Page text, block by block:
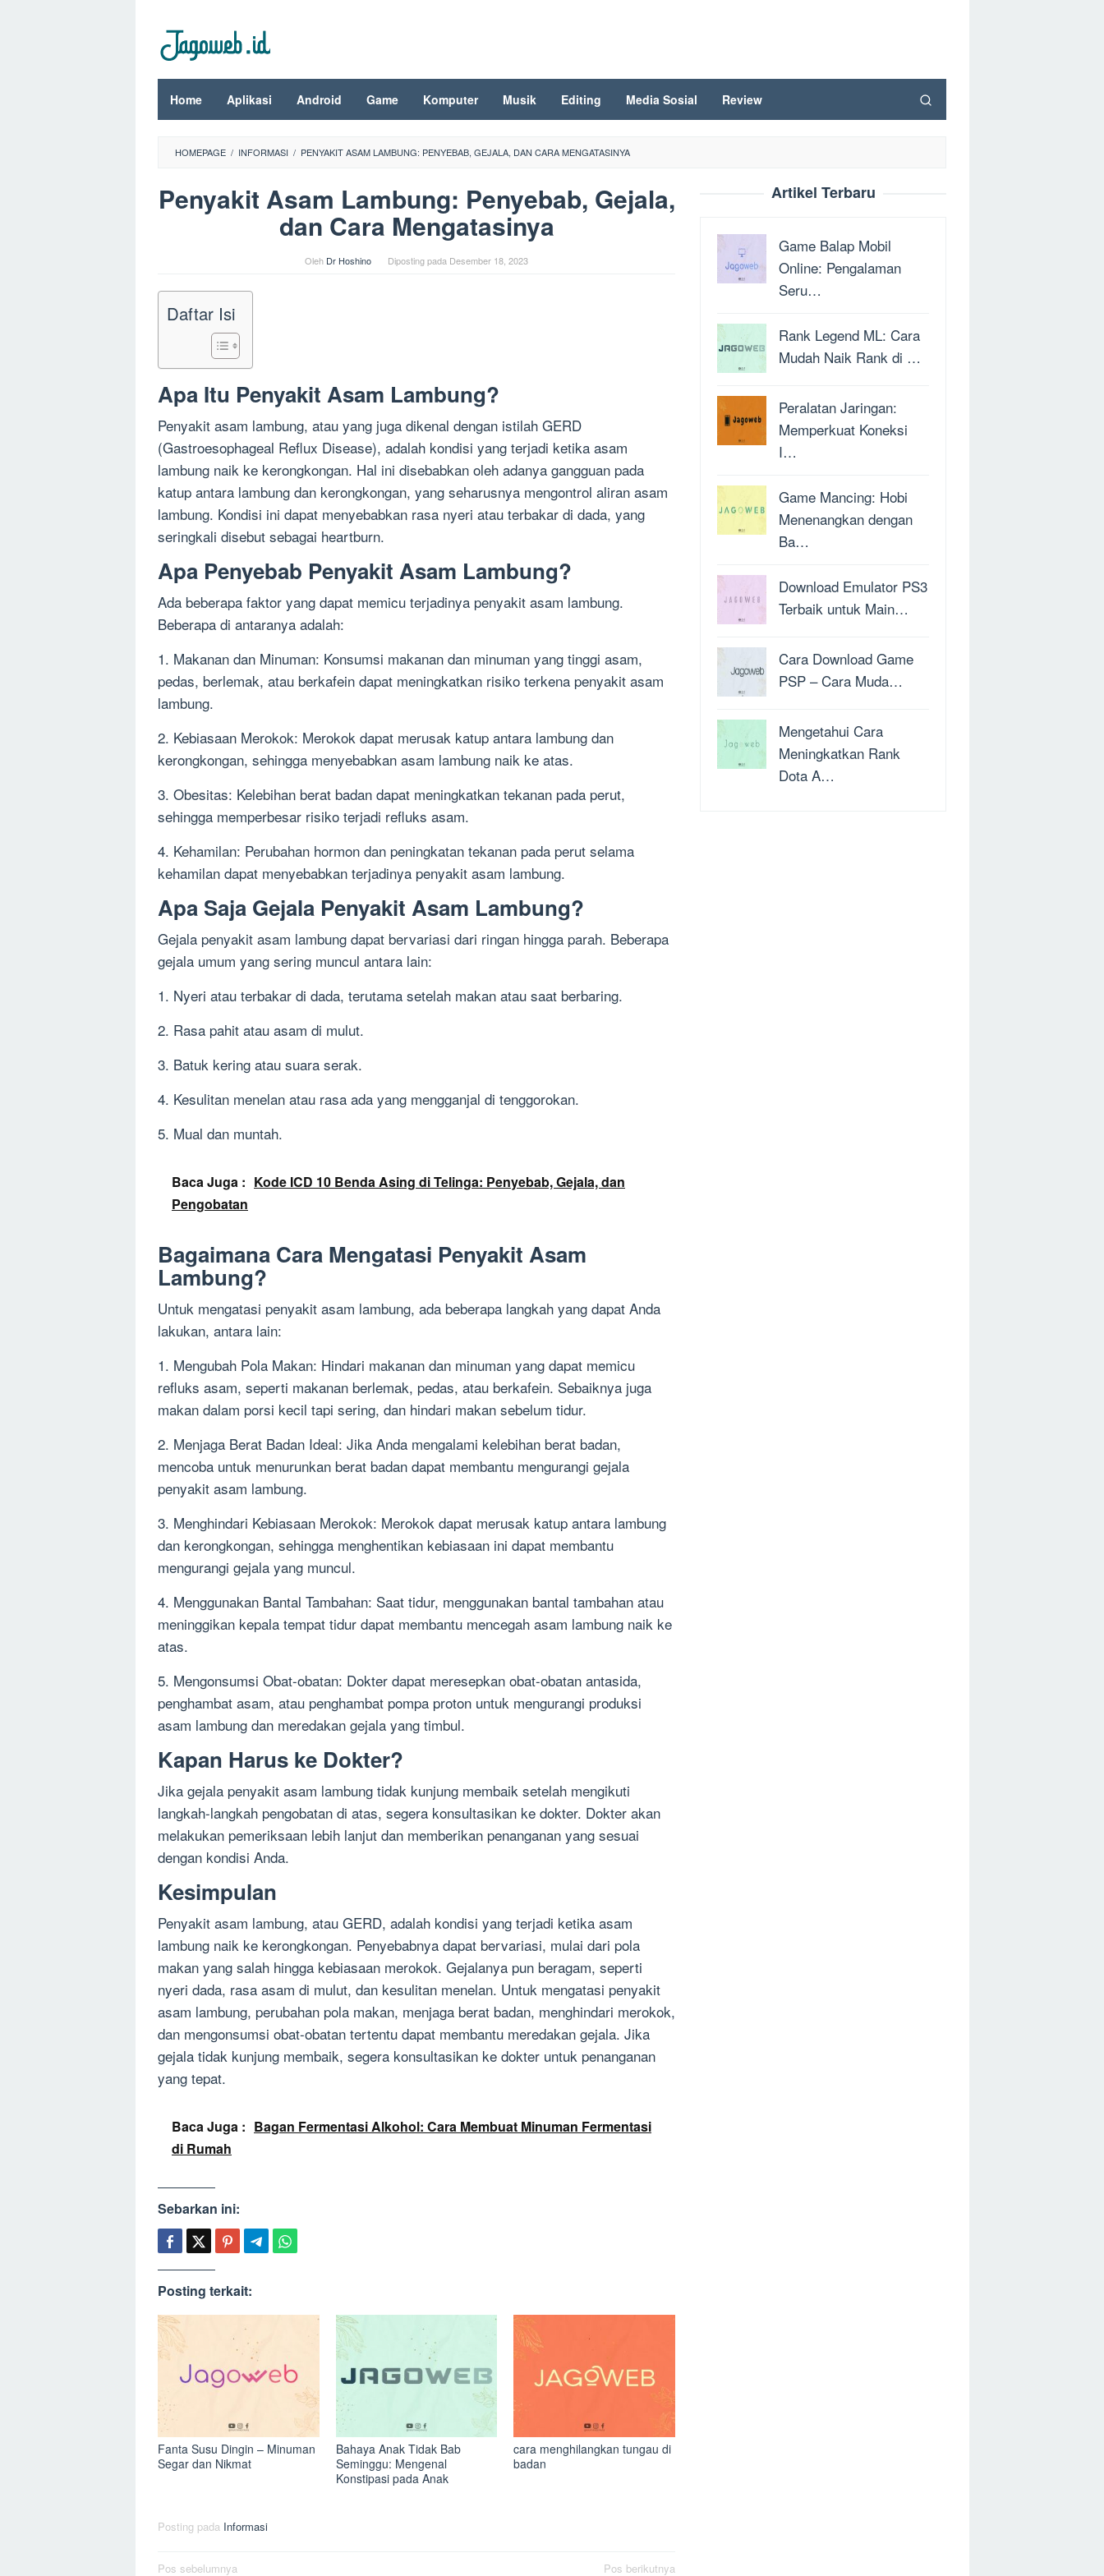
konten
Home Aplikasi Android Game Komputer Musik Editing Media Sosial Review
HOMEPAGE / INFORMASI / PENYAKIT ASAM LAMBUNG: PENYEBAB, GEJALA, DAN CARA MENGATASINYA
Penyakit Asam Lambung: Penyebab, Gejala,
dan Cara Mengatasinya
Oleh Dr Hoshino Diposting pada Desember 18, 2023
Daftar Isi
Apa Itu Penyakit Asam Lambung?
Penyakit asam lambung, atau yang juga dikenal dengan istilah GERD
(Gastroesophageal Reflux Disease), adalah kondisi yang terjadi ketika asam
lambung naik ke kerongkongan. Hal ini disebabkan oleh adanya gangguan pada
katup antara lambung dan kerongkongan, yang seharusnya mengontrol aliran asam
lambung. Kondisi ini dapat menyebabkan rasa nyeri atau terbakar di dada, yang
seringkali disebut sebagai heartburn.
Apa Penyebab Penyakit Asam Lambung?
Ada beberapa faktor yang dapat memicu terjadinya penyakit asam lambung.
Beberapa di antaranya adalah:
1. Makanan dan Minuman: Konsumsi makanan dan minuman yang tinggi asam,
pedas, berlemak, atau berkafein dapat meningkatkan risiko terkena penyakit asam
lambung.
2. Kebiasaan Merokok: Merokok dapat merusak katup antara lambung dan
kerongkongan, sehingga menyebabkan asam lambung naik ke atas.
3. Obesitas: Kelebihan berat badan dapat meningkatkan tekanan pada perut,
sehingga memperbesar risiko terjadi refluks asam.
4. Kehamilan: Perubahan hormon dan peningkatan tekanan pada perut selama
kehamilan dapat menyebabkan terjadinya penyakit asam lambung.
Apa Saja Gejala Penyakit Asam Lambung?
Gejala penyakit asam lambung dapat bervariasi dari ringan hingga parah. Beberapa
gejala umum yang sering muncul antara lain:
1. Nyeri atau terbakar di dada, terutama setelah makan atau saat berbaring.
2. Rasa pahit atau asam di mulut.
3. Batuk kering atau suara serak.
4. Kesulitan menelan atau rasa ada yang mengganjal di tenggorokan.
5. Mual dan muntah.
Baca Juga : Kode ICD 10 Benda Asing di Telinga: Penyebab, Gejala, dan
Pengobatan
Bagaimana Cara Mengatasi Penyakit Asam
Lambung?
Untuk mengatasi penyakit asam lambung, ada beberapa langkah yang dapat Anda
lakukan, antara lain:
1. Mengubah Pola Makan: Hindari makanan dan minuman yang dapat memicu
refluks asam, seperti makanan berlemak, pedas, atau berkafein. Sebaiknya juga
makan dalam porsi kecil tapi sering, dan hindari makan sebelum tidur.
2. Menjaga Berat Badan Ideal: Jika Anda mengalami kelebihan berat badan,
mencoba untuk menurunkan berat badan dapat membantu mengurangi gejala
penyakit asam lambung.
3. Menghindari Kebiasaan Merokok: Merokok dapat merusak katup antara lambung
dan kerongkongan, sehingga menghentikan kebiasaan ini dapat membantu
mengurangi gejala yang muncul.
4. Menggunakan Bantal Tambahan: Saat tidur, menggunakan bantal tambahan atau
meninggikan kepala tempat tidur dapat membantu mencegah asam lambung naik ke
atas.
5. Mengonsumsi Obat-obatan: Dokter dapat meresepkan obat-obatan antasida,
penghambat asam, atau penghambat pompa proton untuk mengurangi produksi
asam lambung dan meredakan gejala yang timbul.
Kapan Harus ke Dokter?
Jika gejala penyakit asam lambung tidak kunjung membaik setelah mengikuti
langkah-langkah pengobatan di atas, segera konsultasikan ke dokter. Dokter akan
melakukan pemeriksaan lebih lanjut dan memberikan penanganan yang sesuai
dengan kondisi Anda.
Kesimpulan
Penyakit asam lambung, atau GERD, adalah kondisi yang terjadi ketika asam
lambung naik ke kerongkongan. Penyebabnya dapat bervariasi, mulai dari pola
makan yang salah hingga kebiasaan merokok. Gejalanya pun beragam, seperti
nyeri dada, rasa asam di mulut, dan kesulitan menelan. Untuk mengatasi penyakit
asam lambung, perubahan pola makan, menjaga berat badan, menghindari merokok,
dan mengonsumsi obat-obatan tertentu dapat membantu meredakan gejala. Jika
gejala tidak kunjung membaik, segera konsultasikan ke dokter untuk penanganan
yang tepat.
Baca Juga : Bagan Fermentasi Alkohol: Cara Membuat Minuman Fermentasi
di Rumah
Sebarkan ini:
Posting terkait:
Fanta Susu Dingin – Minuman
Segar dan Nikmat
Bahaya Anak Tidak Bab
Seminggu: Mengenal
Konstipasi pada Anak
cara menghilangkan tungau di
badan
Posting pada Informasi
Pos sebelumnya Pos berikutnya
Artikel Terbaru
Game Balap Mobil
Online: Pengalaman
Seru…
Rank Legend ML: Cara
Mudah Naik Rank di …
Peralatan Jaringan:
Memperkuat Koneksi
I…
Game Mancing: Hobi
Menenangkan dengan
Ba…
Download Emulator PS3
Terbaik untuk Main…
Cara Download Game
PSP – Cara Muda…
Mengetahui Cara
Meningkatkan Rank
Dota A…